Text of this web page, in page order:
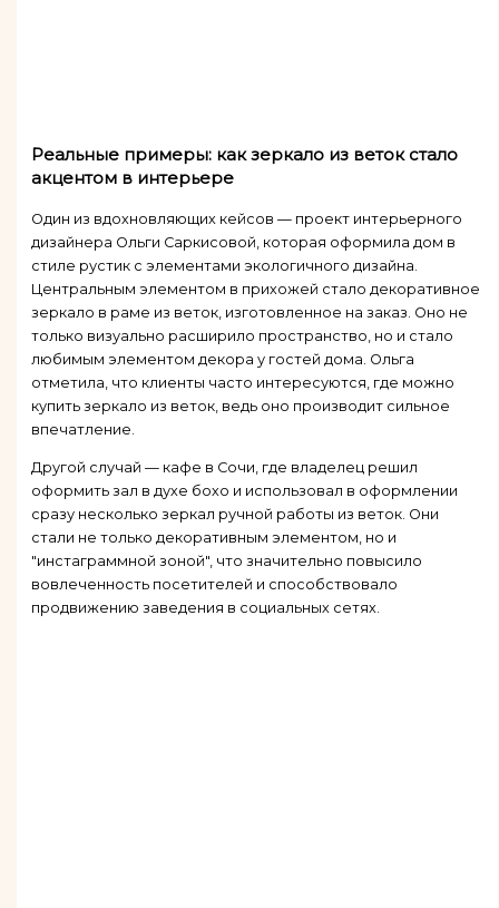
Реальные примеры: как зеркало из веток стало
акцентом в интерьере
Один из вдохновляющих кейсов — проект интерьерного
дизайнера Ольги Саркисовой, которая оформила дом в
стиле рустик с элементами экологичного дизайна.
Центральным элементом в прихожей стало декоративное
зеркало в раме из веток, изготовленное на заказ. Оно не
только визуально расширило пространство, но и стало
любимым элементом декора у гостей дома. Ольга
отметила, что клиенты часто интересуются, где можно
купить зеркало из веток, ведь оно производит сильное
впечатление.
Другой случай — кафе в Сочи, где владелец решил
оформить зал в духе бохо и использовал в оформлении
сразу несколько зеркал ручной работы из веток. Они
стали не только декоративным элементом, но и
"инстаграммной зоной", что значительно повысило
вовлеченность посетителей и способствовало
продвижению заведения в социальных сетях.